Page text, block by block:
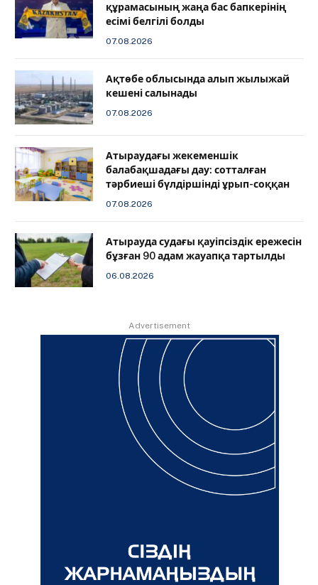
құрамасының жаңа бас бапкерінің
есімі белгілі болды
07.08.2026
Ақтөбе облысында алып жылыжай
кешені салынады
07.08.2026
Атыраудағы жекеменшік
балабақшадағы дау: сотталған
тәрбиеші бүлдіршінді ұрып-соққан
07.08.2026
Атырауда судағы қауіпсіздік ережесін
бұзған 90 адам жауапқа тартылды
06.08.2026
Advertisement